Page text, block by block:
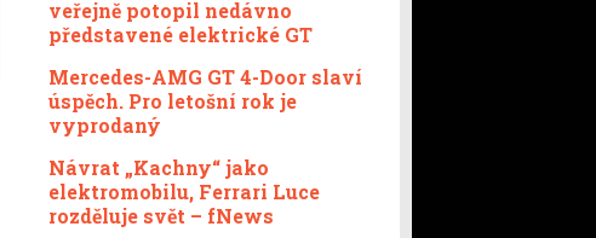
veřejně potopil nedávno
představené elektrické GT
Mercedes-AMG GT 4-Door slaví
úspěch. Pro letošní rok je
vyprodaný
Návrat „Kachny“ jako
elektromobilu, Ferrari Luce
rozděluje svět – fNews